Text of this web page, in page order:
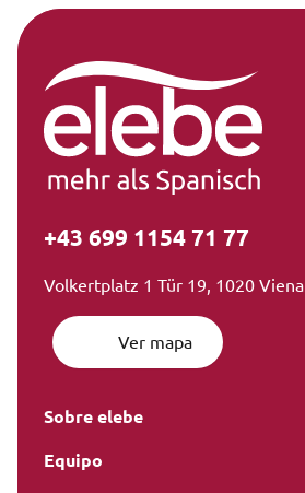
+43 699 1154 71 77
Volkertplatz 1 Tür 19, 1020 Viena
Ver mapa
Sobre elebe
Equipo